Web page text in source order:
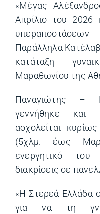
«Μέγας
Απρίλιο του 2026
Παράλληλα
κατάταξη
Μαραθωνίου της
Παναγιώτης –
γεννήθηκε και
ασχολείται
(5χλμ. έως
ενεργητικό
διακρίσεις σε
«Η Στερεά Ελλάδα
για να τη